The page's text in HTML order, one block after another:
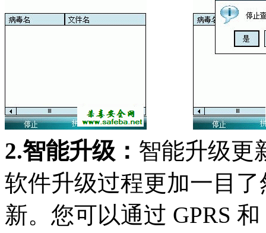
2.智能升级： 智能升级更
软件升级过程更加一目
新。您可以通过 GPRS